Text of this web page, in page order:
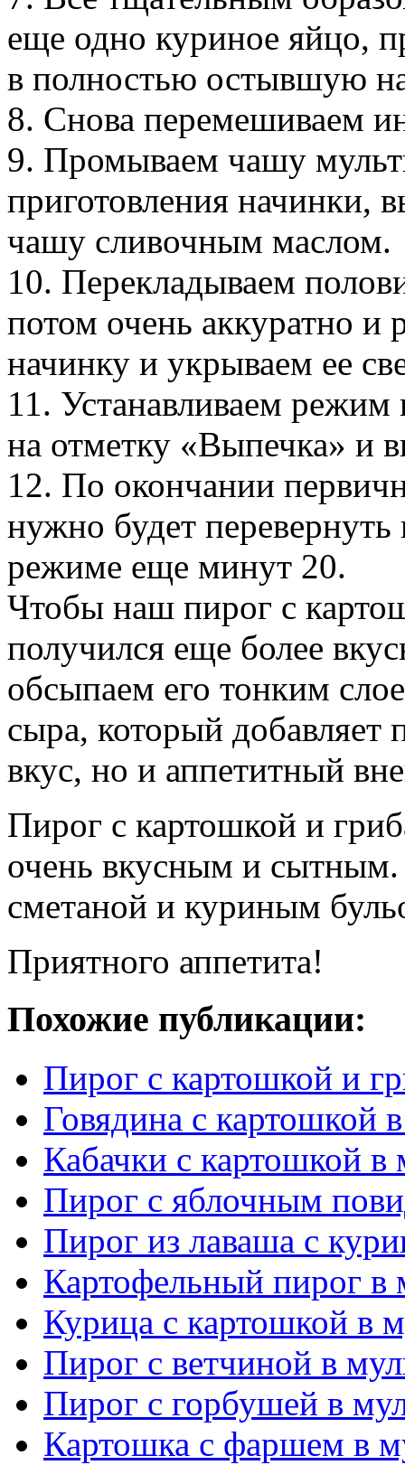
еще одно куриное яйцо,
в полностью остывшую
8. Снова перемешиваем
9. Промываем чашу
приготовления начинки,
чашу сливочным маслом.
10. Перекладываем
потом очень аккуратно и
начинку и укрываем ее
11. Устанавливаем режим
на отметку «Выпечка» и
12. По окончании
нужно будет
режиме еще минут 20.
Чтобы наш пирог с
получился еще более
обсыпаем его тонким
сыра, который добавляет
вкус, но и аппетитный
Пирог с картошкой и
очень вкусным и сытным.
сметаной и куриным
Приятного аппетита!
Похожие публикации:
Пирог с картошкой и
Говядина с картошкой
Кабачки с картошкой в
Пирог с яблочным
Пирог из лаваша с
Картофельный пирог в
Курица с картошкой в
Пирог с ветчиной в
Пирог с горбушей в
Картошка с фаршем в